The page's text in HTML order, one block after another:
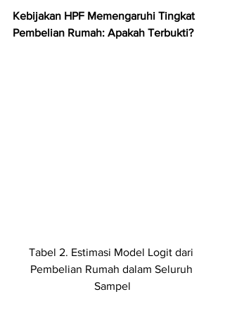
Kebijakan HPF Memengaruhi Tingkat
Pembelian Rumah: Apakah Terbukti?
Tabel 2. Estimasi Model Logit dari
Pembelian Rumah dalam Seluruh
Sampel